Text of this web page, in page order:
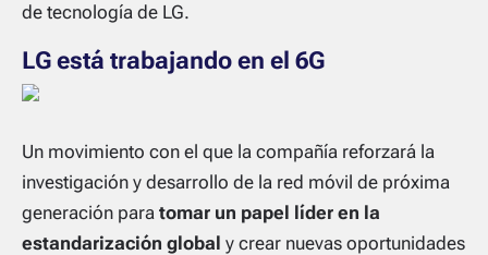
de tecnología de LG.
LG está trabajando en el 6G
Un movimiento con el que la compañía reforzará la
investigación y desarrollo de la red móvil de próxima
generación para tomar un papel líder en la
estandarización global y crear nuevas oportunidades